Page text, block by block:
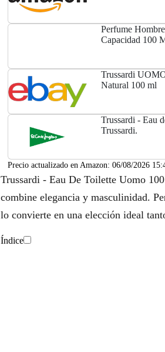
Perfume
Capacidad 100
Trussardi
Natural 100 ml
Trussardi - Eau
Trussardi.
Precio actualizado en Amazon: 06/08/2026
Trussardi - Eau De Toilette Uomo
combine elegancia y masculinidad.
lo convierte en una elección ideal
Índice